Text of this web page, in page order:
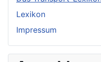
Lexikon
Impressum